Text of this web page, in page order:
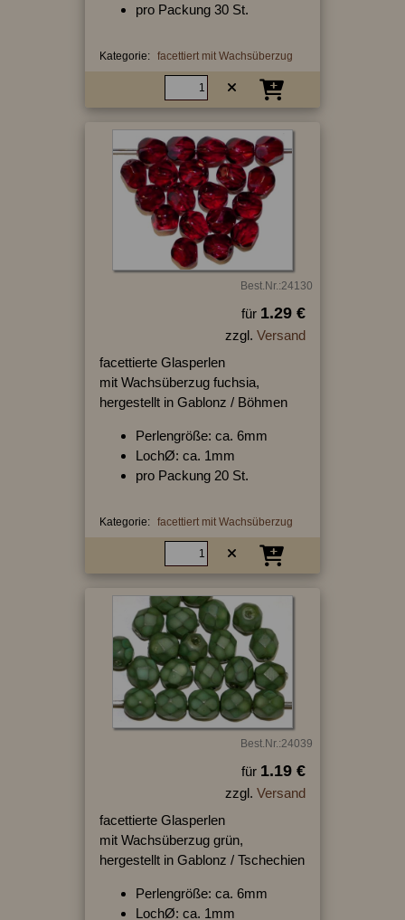
pro Packung 30 St.
Kategorie: facettiert mit Wachsüberzug
Best.Nr.:24130
für 1.29 €
zzgl. Versand
facettierte Glasperlen
mit Wachsüberzug fuchsia,
hergestellt in Gablonz / Böhmen
Perlengröße: ca. 6mm
LochØ: ca. 1mm
pro Packung 20 St.
Kategorie: facettiert mit Wachsüberzug
Best.Nr.:24039
für 1.19 €
zzgl. Versand
facettierte Glasperlen
mit Wachsüberzug grün,
hergestellt in Gablonz / Tschechien
Perlengröße: ca. 6mm
LochØ: ca. 1mm